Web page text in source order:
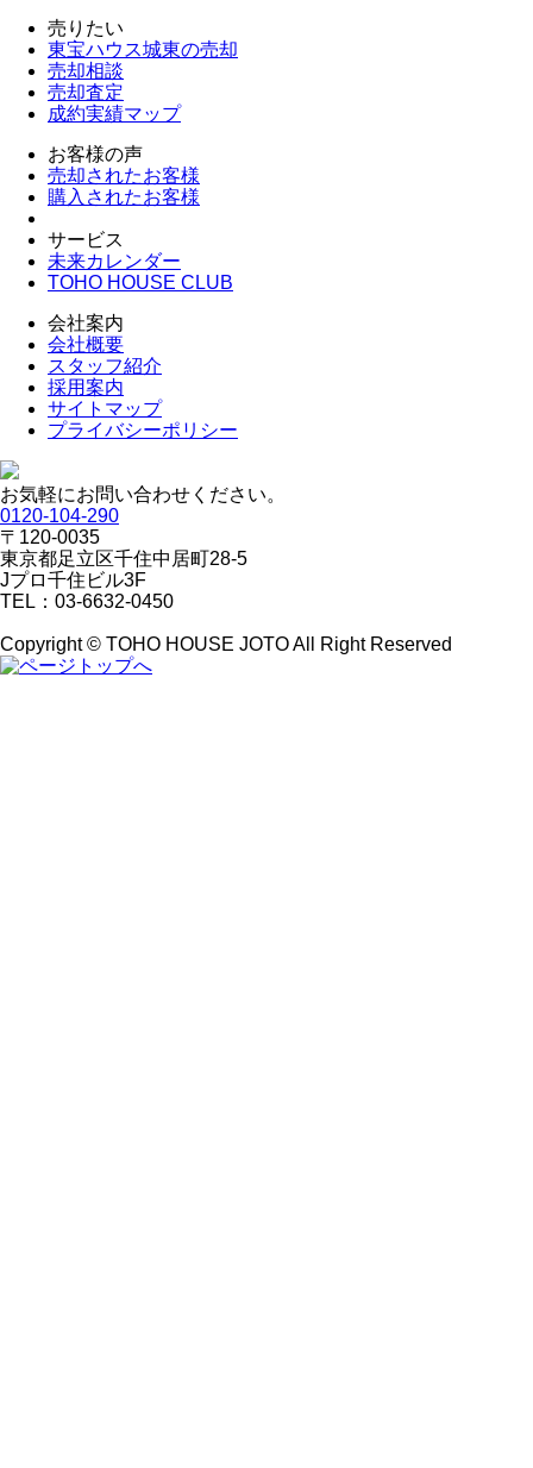
売りたい
東宝ハウス城東の売却
売却相談
売却査定
成約実績マップ
お客様の声
売却されたお客様
購入されたお客様
サービス
未来カレンダー
TOHO HOUSE CLUB
会社案内
会社概要
スタッフ紹介
採用案内
サイトマップ
プライバシーポリシー
お気軽にお問い合わせください。
0120-104-290
〒120-0035
東京都足立区千住中居町28-5
Jプロ千住ビル3F
TEL：03-6632-0450
Copyright © TOHO HOUSE JOTO All Right Reserved